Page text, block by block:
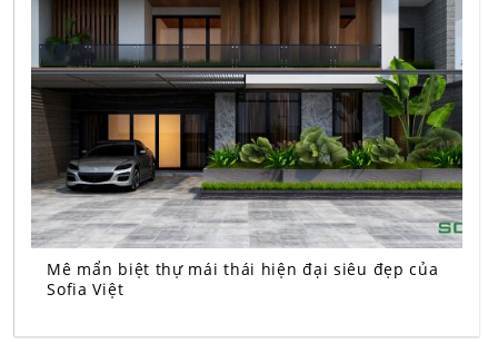
Mê mẩn biệt thự mái thái hiện đại siêu đẹp của
Sofia Việt